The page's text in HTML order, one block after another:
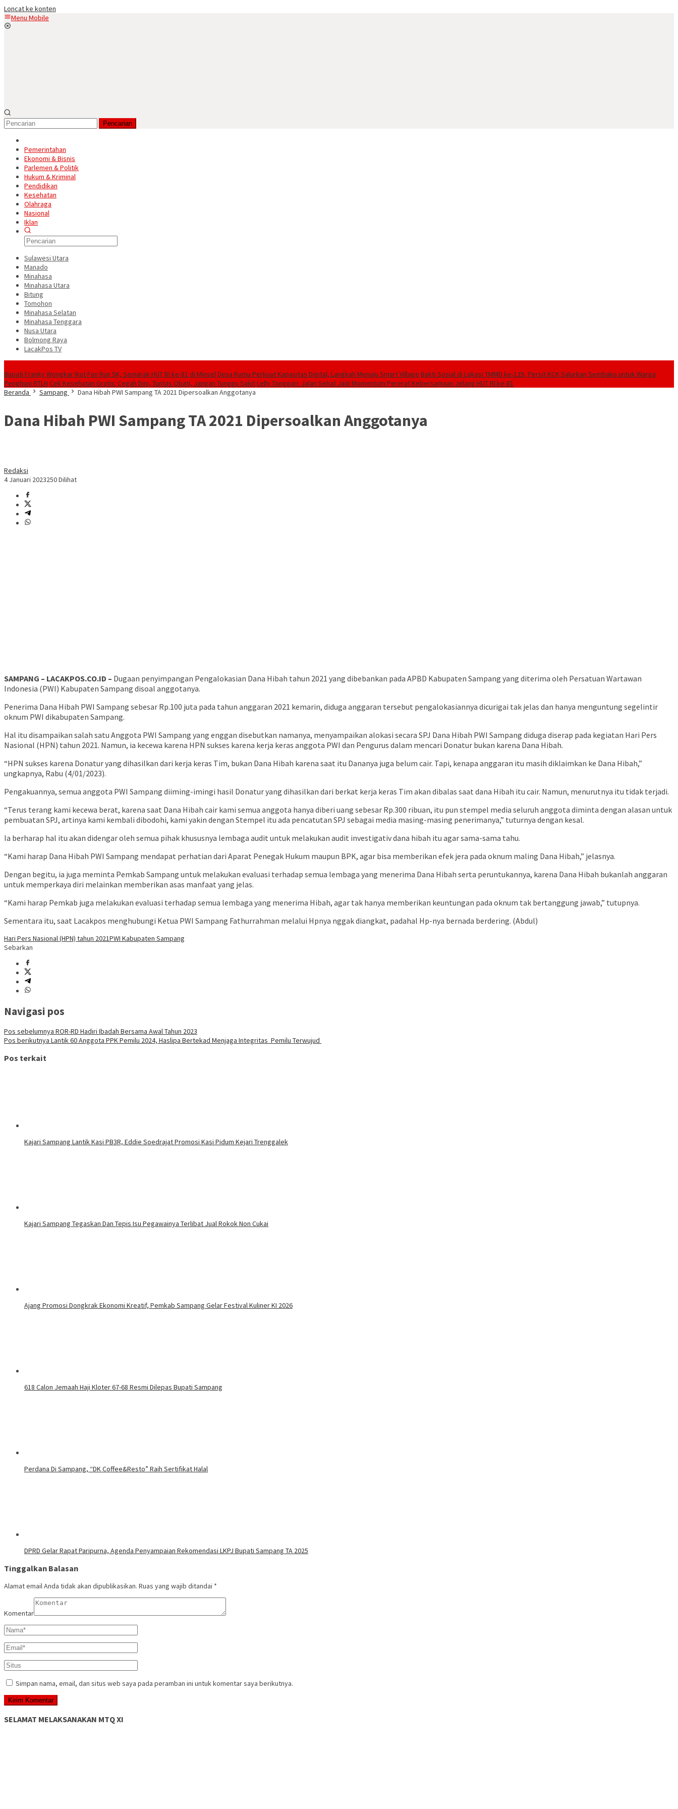
Loncat ke konten
Menu Mobile
Pencarian
Pemerintahan
Ekonomi & Bisnis
Parlemen & Politik
Hukum & Kriminal
Pendidikan
Kesehatan
Olahraga
Nasional
Iklan
Sulawesi Utara
Manado
Minahasa
Minahasa Utara
Bitung
Tomohon
Minahasa Selatan
Minahasa Tenggara
Nusa Utara
Bolmong Raya
LacakPos TV
Bupati Franky Wongkar Ikut Fun Run 5K, Semarak HUT RI ke-81 di MinselDesa Kumu Perkuat Kapasitas Digital, Langkah Menuju Smart Village Bakti Sosial di Lokasi TMMD ke-129, Persit KCK Salurkan Sembako untuk Warga
Penghuni RTLH Cek Kesehatan Gratis: Cegah Dini, Tuntas Obati, Jangan Tunggu SakitLelly Tonggari: Jalan Sehat Jadi Momentum Pererat Kebersamaan Jelang HUT RI ke-81
Beranda
Sampang Dana Hibah PWI Sampang TA 2021 Dipersoalkan Anggotanya
Dana Hibah PWI Sampang TA 2021 Dipersoalkan Anggotanya
Redaksi
4 Januari 2023250 Dilihat
SAMPANG – LACAKPOS.CO.ID – Dugaan penyimpangan Pengalokasian Dana Hibah tahun 2021 yang dibebankan pada APBD Kabupaten Sampang yang diterima oleh Persatuan Wartawan
Indonesia (PWI) Kabupaten Sampang disoal anggotanya.
Penerima Dana Hibah PWI Sampang sebesar Rp.100 juta pada tahun anggaran 2021 kemarin, diduga anggaran tersebut pengalokasiannya dicurigai tak jelas dan hanya menguntung segelintir
oknum PWI dikabupaten Sampang.
Hal itu disampaikan salah satu Anggota PWI Sampang yang enggan disebutkan namanya, menyampaikan alokasi secara SPJ Dana Hibah PWI Sampang diduga diserap pada kegiatan Hari Pers
Nasional (HPN) tahun 2021. Namun, ia kecewa karena HPN sukses karena kerja keras anggota PWI dan Pengurus dalam mencari Donatur bukan karena Dana Hibah.
“HPN sukses karena Donatur yang dihasilkan dari kerja keras Tim, bukan Dana Hibah karena saat itu Dananya juga belum cair. Tapi, kenapa anggaran itu masih diklaimkan ke Dana Hibah,”
ungkapnya, Rabu (4/01/2023).
Pengakuannya, semua anggota PWI Sampang diiming-imingi hasil Donatur yang dihasilkan dari berkat kerja keras Tim akan dibalas saat dana Hibah itu cair. Namun, menurutnya itu tidak terjadi.
“Terus terang kami kecewa berat, karena saat Dana Hibah cair kami semua anggota hanya diberi uang sebesar Rp.300 ribuan, itu pun stempel media seluruh anggota diminta dengan alasan untuk
pembuatan SPJ, artinya kami kembali dibodohi, kami yakin dengan Stempel itu ada pencatutan SPJ sebagai media masing-masing penerimanya,” tuturnya dengan kesal.
Ia berharap hal itu akan didengar oleh semua pihak khususnya lembaga audit untuk melakukan audit investigativ dana hibah itu agar sama-sama tahu.
“Kami harap Dana Hibah PWI Sampang mendapat perhatian dari Aparat Penegak Hukum maupun BPK, agar bisa memberikan efek jera pada oknum maling Dana Hibah,” jelasnya.
Dengan begitu, ia juga meminta Pemkab Sampang untuk melakukan evaluasi terhadap semua lembaga yang menerima Dana Hibah serta peruntukannya, karena Dana Hibah bukanlah anggaran
untuk memperkaya diri melainkan memberikan asas manfaat yang jelas.
“Kami harap Pemkab juga melakukan evaluasi terhadap semua lembaga yang menerima Hibah, agar tak hanya memberikan keuntungan pada oknum tak bertanggung jawab,” tutupnya.
Sementara itu, saat Lacakpos menghubungi Ketua PWI Sampang Fathurrahman melalui Hpnya nggak diangkat, padahal Hp-nya bernada berdering. (Abdul)
Hari Pers Nasional (HPN) tahun 2021PWI Kabupaten Sampang
Sebarkan
Navigasi pos
Pos sebelumnya ROR-RD Hadiri Ibadah Bersama Awal Tahun 2023
Pos berikutnya Lantik 60 Anggota PPK Pemilu 2024, Haslipa Bertekad Menjaga Integritas Pemilu Terwujud
Pos terkait
Kajari Sampang Lantik Kasi PB3R, Eddie Soedrajat Promosi Kasi Pidum Kejari Trenggalek
Kajari Sampang Tegaskan Dan Tepis Isu Pegawainya Terlibat Jual Rokok Non Cukai
Ajang Promosi Dongkrak Ekonomi Kreatif, Pemkab Sampang Gelar Festival Kuliner KI 2026
618 Calon Jemaah Haji Kloter 67-68 Resmi Dilepas Bupati Sampang
Perdana Di Sampang, “DK Coffee&Resto” Raih Sertifikat Halal
DPRD Gelar Rapat Paripurna, Agenda Penyampaian Rekomendasi LKPJ Bupati Sampang TA 2025
Tinggalkan Balasan
Alamat email Anda tidak akan dipublikasikan. Ruas yang wajib ditandai *
Komentar
Simpan nama, email, dan situs web saya pada peramban ini untuk komentar saya berikutnya.
SELAMAT MELAKSANAKAN MTQ XI